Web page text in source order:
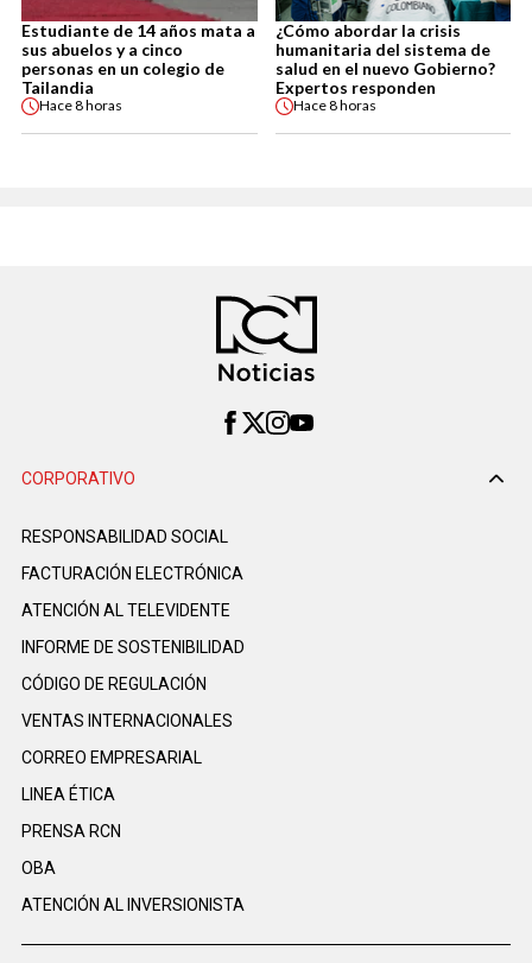
Estudiante de 14 años mata a
sus abuelos y a cinco
personas en un colegio de
Tailandia
Hace8 horas
¿Cómo abordar la crisis
humanitaria del sistema de
salud en el nuevo Gobierno?
Expertos responden
Hace8 horas
CORPORATIVO
RESPONSABILIDAD SOCIAL
FACTURACIÓN ELECTRÓNICA
ATENCIÓN AL TELEVIDENTE
INFORME DE SOSTENIBILIDAD
CÓDIGO DE REGULACIÓN
VENTAS INTERNACIONALES
CORREO EMPRESARIAL
LINEA ÉTICA
PRENSA RCN
OBA
ATENCIÓN AL INVERSIONISTA